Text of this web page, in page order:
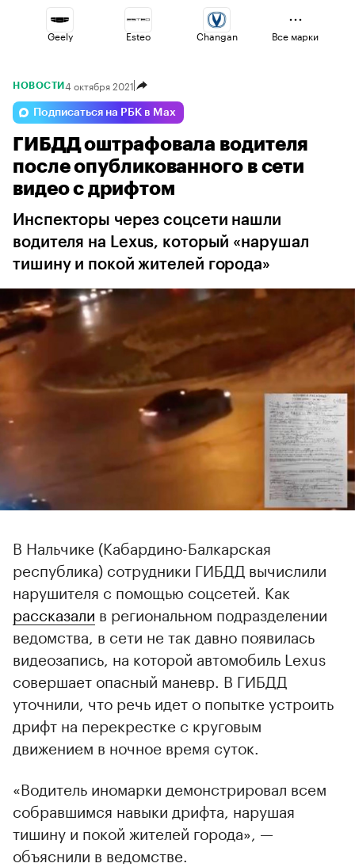
Geely Esteo Changan
Lada Jaecoo
Voyah Volga Omoda
Все марки
НОВОСТИ 4 октября 2021
Подписаться на РБК в Max
ГИБДД оштрафовала водителя
после опубликованного в сети
видео с дрифтом
Инспекторы через соцсети нашли
водителя на Lexus, который «нарушал
тишину и покой жителей города»
В Нальчике (Кабардино-Балкарская
республика) сотрудники ГИБДД вычислили
нарушителя с помощью соцсетей. Как
рассказали в региональном подразделении
ведомства, в сети не так давно появилась
видеозапись, на которой автомобиль Lexus
совершает опасный маневр. В ГИБДД
уточнили, что речь идет о попытке устроить
дрифт на перекрестке с круговым
движением в ночное время суток.
«Водитель иномарки демонстрировал всем
собравшимся навыки дрифта, нарушая
тишину и покой жителей города», —
объяснили в ведомстве.